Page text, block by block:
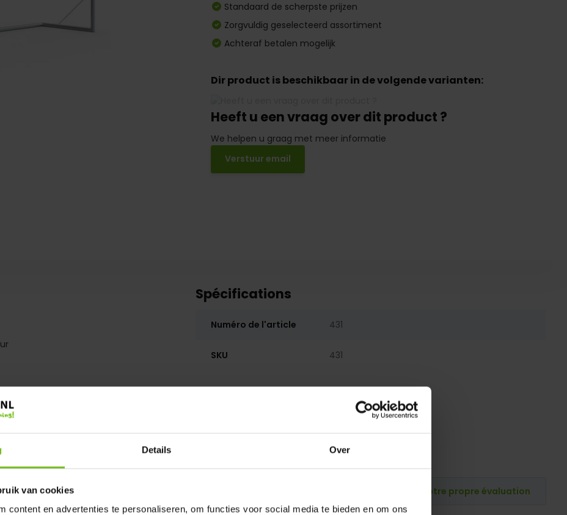
Details Over
van cookies
content en advertenties te personaliseren, om functies voor social media te bieden en om ons
Standaard de scherpste prijzen
Zorgvuldig geselecteerd assortiment
Achteraf betalen mogelijk
Dir product is beschikbaar in de volgende varianten:
Heeft u een vraag over dit product ?
We helpen u graag met meer informatie
Verstuur email
Spécifications
Numéro de l'article 431
SKU 431
Publiez votre propre évaluation